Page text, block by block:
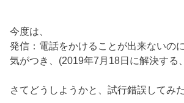
今度は、
発信：電話をかけることが出来ないのに
気がつき、(2019年7月18日に解決する
さてどうしようかと、試行錯誤してみ